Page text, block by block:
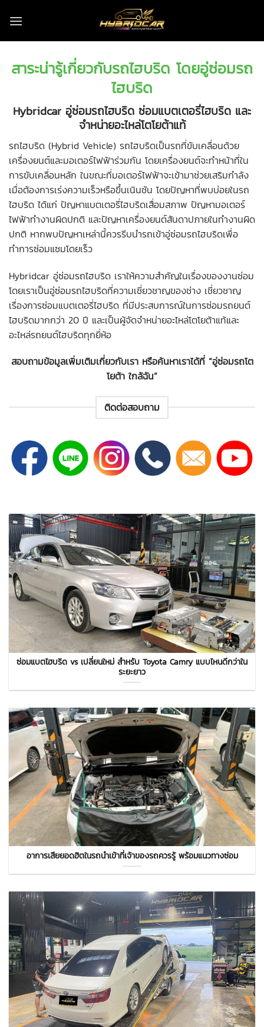
สาระน่ารู้เกี่ยวกับรถไฮบริด โดยอู่ซ่อมรถ
ไฮบริด
Hybridcar อู่ซ่อมรถไฮบริด ซ่อมแบตเตอรี่ไฮบริด และ
จำหน่ายอะไหล่โตโยต้าแท้
รถไฮบริด (Hybrid Vehicle) รถไฮบริดเป็นรถที่ขับเคลื่อนด้วย
เครื่องยนต์และมอเตอร์ไฟฟ้าร่วมกัน โดยเครื่องยนต์จะทำหน้าที่ใน
การขับเคลื่อนหลัก ในขณะที่มอเตอร์ไฟฟ้าจะเข้ามาช่วยเสริมกำลัง
เมื่อต้องการเร่งความเร็วหรือขึ้นเนินชัน โดยปัญหาที่พบบ่อยในรถ
ไฮบริด ได้แก่ ปัญหาแบตเตอรี่ไฮบริดเสื่อมสภาพ ปัญหามอเตอร์
ไฟฟ้าทำงานผิดปกติ และปัญหาเครื่องยนต์สันดาปภายในทำงานผิด
ปกติ หากพบปัญหาเหล่านี้ควรรีบนำรถเข้าอู่ซ่อมรถไฮบริดเพื่อ
ทำการซ่อมแซมโดยเร็ว
Hybridcar อู่ซ่อมรถไฮบริด เราให้ความสำคัญในเรื่องของงานซ่อม
โดยเราเป็นอู่ซ่อมรถไฮบริดที่ความเชี่ยวชาญของช่าง เชี่ยวชาญ
เรื่องการซ่อมแบตเตอรี่ไฮบริด ที่มีประสบการณ์ในการซ่อมรถยนต์
ไฮบริดมากกว่า 20 ปี และเป็นผู้จัดจำหน่ายอะไหล่โตโยต้าแท้และ
อะไหล่รถยนต์ไฮบริดทุกยี่ห้อ
สอบถามข้อมูลเพิ่มเติมเกี่ยวกับเรา หรือค้นหาเราได้ที่ “อู่ซ่อมรถโต
โยต้า ใกล้ฉัน”
ติดต่อสอบถาม
ซ่อมแบตไฮบริด vs เปลี่ยนใหม่ สำหรับ Toyota Camry แบบไหนดีกว่าใน
ระยะยาว
อาการเสียยอดฮิตในรถนำเข้าที่เจ้าของรถควรรู้ พร้อมแนวทางซ่อม